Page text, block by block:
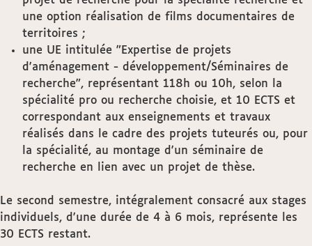
une option réalisation de films documentaires de
territoires ;
une UE intitulée "Expertise de projets
d'aménagement - développement/Séminaires de
recherche", représentant 118h ou 10h, selon la
spécialité pro ou recherche choisie, et 10 ECTS et
correspondant aux enseignements et travaux
réalisés dans le cadre des projets tuteurés ou, pour
la spécialité, au montage d'un séminaire de
recherche en lien avec un projet de thèse.
Le second semestre, intégralement consacré aux stages
individuels, d'une durée de 4 à 6 mois, représente les
30 ECTS restant.